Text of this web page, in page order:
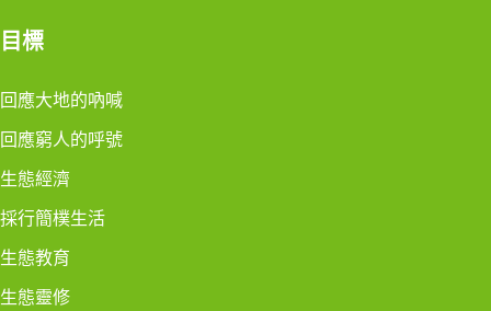
目標
回應大地的吶喊
回應窮人的呼號
生態經濟
採行簡樸生活
生態教育
生態靈修